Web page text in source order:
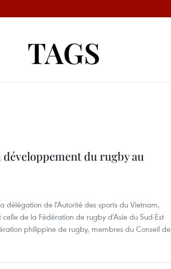
TAGS
du rugby au
délégation de l'Autorité des sports du Vietnam,
de la Fédération de rugby d'Asie du Sud-Est
philippine de rugby, membres du Conseil de